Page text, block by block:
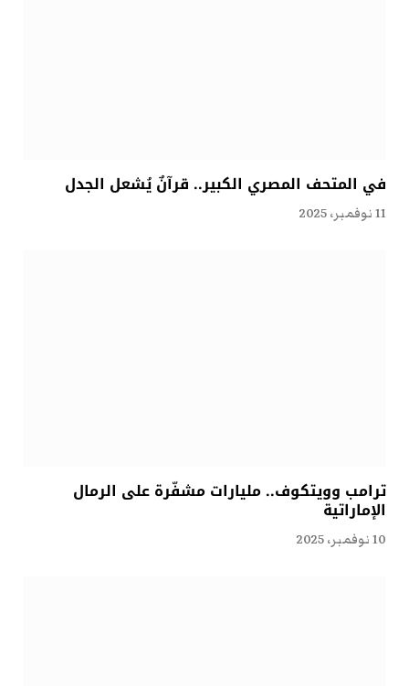
في المتحف المصري الكبير.. قرآنٌ يُشعل الجدل
11 نوفمبر، 2025
ترامب وويتكوف.. مليارات مشفّرة على الرمال
الإماراتية
10 نوفمبر، 2025